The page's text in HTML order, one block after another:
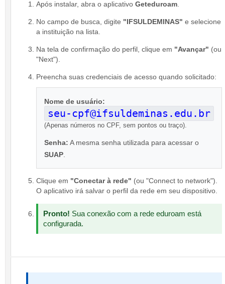
Após instalar, abra o aplicativo Geteduroam.
No campo de busca, digite "IFSULDEMINAS" e selecione
a instituição na lista.
Na tela de confirmação do perfil, clique em "Avançar" (ou
"Next").
Preencha suas credenciais de acesso quando solicitado:
Nome de usuário:
seu-cpf@ifsuldeminas.edu.br
(Apenas números no CPF, sem pontos ou traço).
Senha: A mesma senha utilizada para acessar o
SUAP
Clique em "Conectar à rede" (ou "Connect to network").
O aplicativo irá salvar o perfil da rede em seu dispositivo.
Pronto! Sua conexão com a rede eduroam está
configurada.